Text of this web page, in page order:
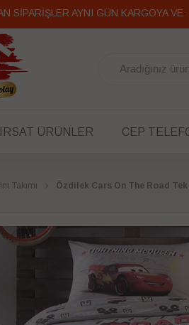
SİPARİŞLER AYNI GÜN KARGOYA
ÜRÜNLER CEP
Takımı Özdilek Cars On The Road